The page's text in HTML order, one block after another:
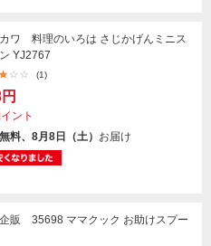
ワ 料理のいろは さじかげんミニス
YJ2767
(1)
ント
料、8月8日（土） お届け
販 35698 ママクック お助けスプー